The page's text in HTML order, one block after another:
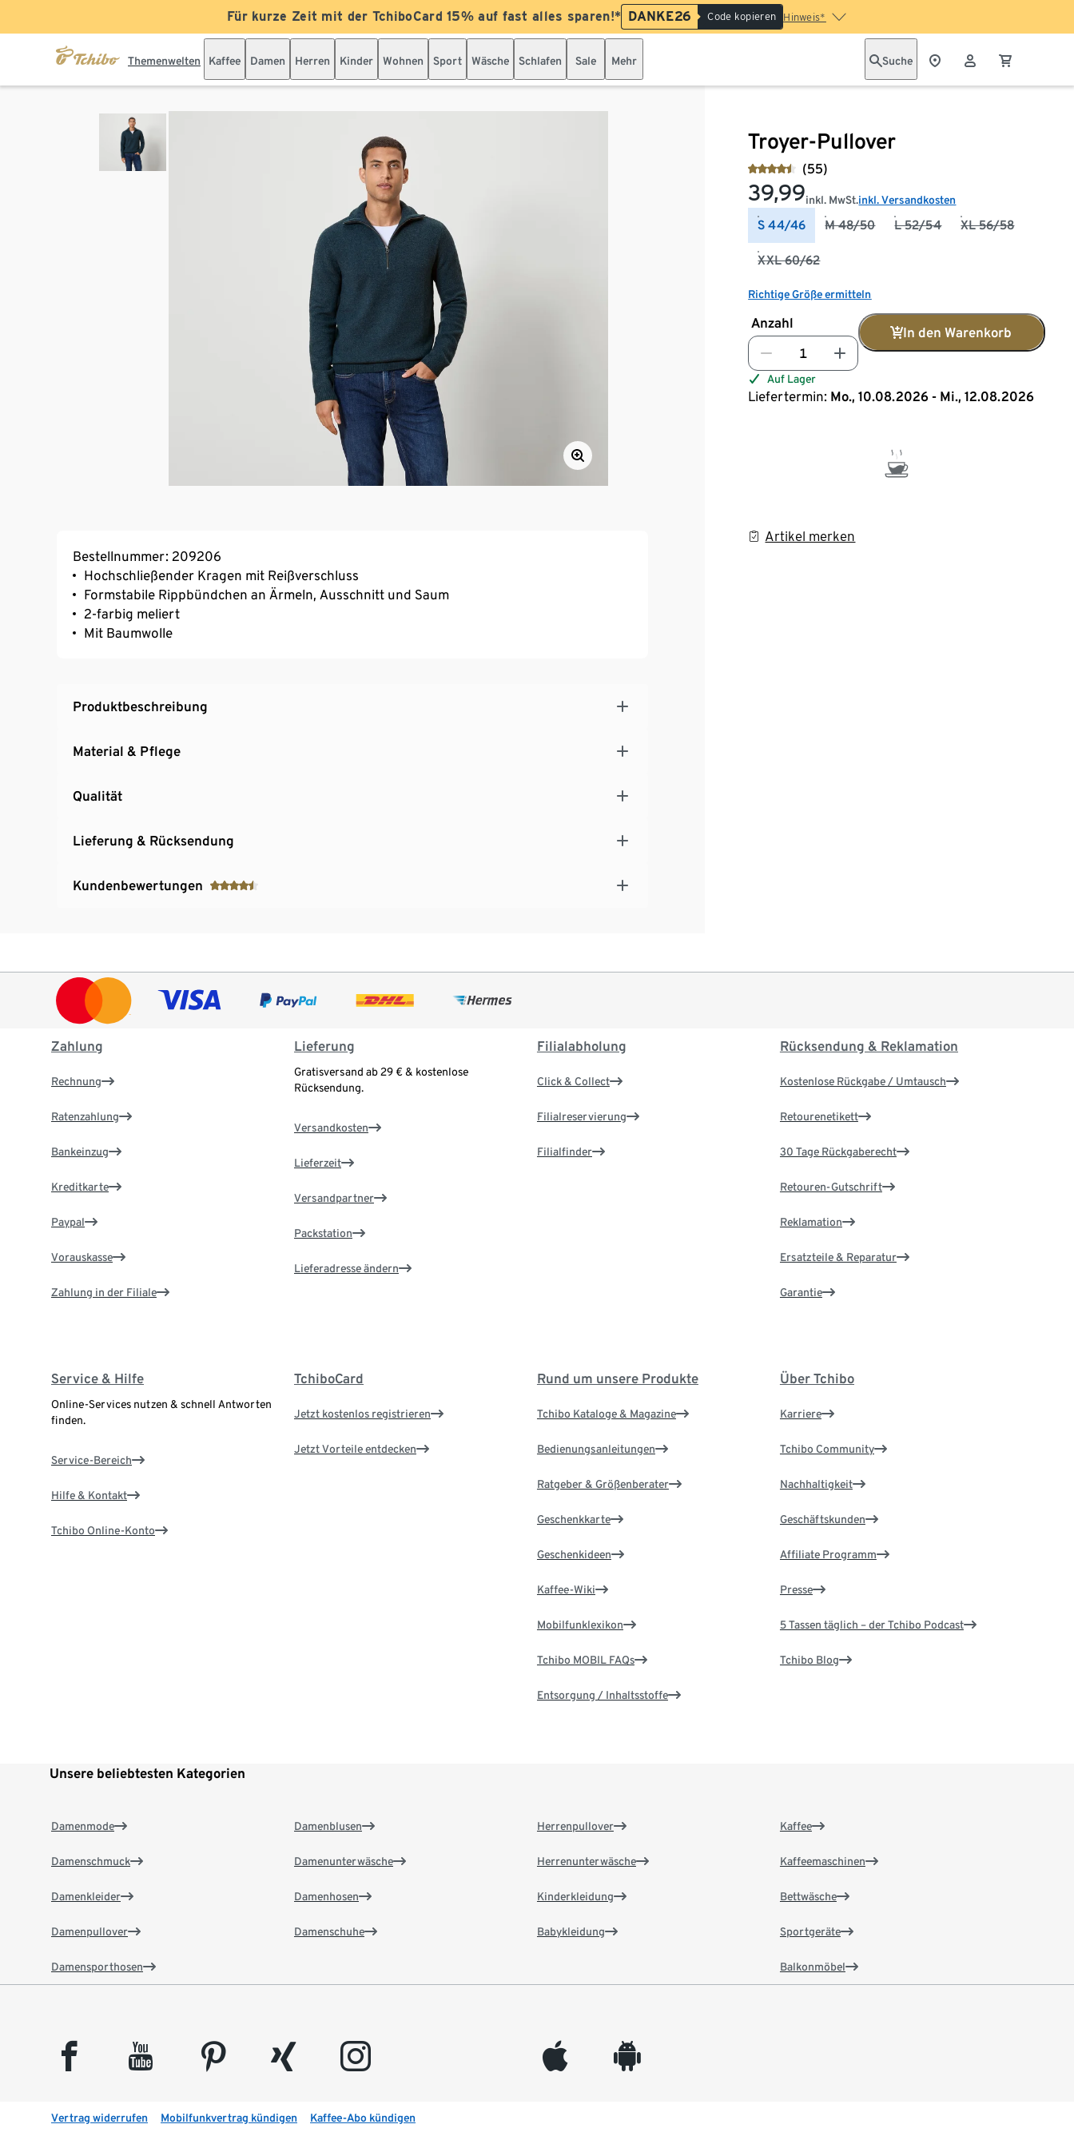
Für kurze Zeit mit der TchiboCard 15% auf fast alles sparen!* DANKE26 Code kopieren Hinweis*
Themenwelten Kaffee Damen Herren Kinder Wohnen Sport Wäsche Schlafen Sale Mehr Suche
Troyer-Pullover
(55)
39,99inkl. MwSt.inkl. Versandkosten
S 44/46 M 48/50 L 52/54 XL 56/58
XXL 60/62
Richtige Größe ermitteln
Anzahl
In den Warenkorb
Auf Lager
Liefertermin: Mo., 10.08.2026 - Mi., 12.08.2026
Artikel merken
Bestellnummer: 209206
Hochschließender Kragen mit Reißverschluss
Formstabile Rippbündchen an Ärmeln, Ausschnitt und Saum
2-farbig meliert
Mit Baumwolle
Produktbeschreibung
Material & Pflege
Qualität
Lieferung & Rücksendung
Kundenbewertungen
Zahlung
Rechnung
Ratenzahlung
Bankeinzug
Kreditkarte
Paypal
Vorauskasse
Zahlung in der Filiale
Lieferung
Gratisversand ab 29 € & kostenlose
Rücksendung.
Versandkosten
Lieferzeit
Versandpartner
Packstation
Lieferadresse ändern
Filialabholung
Click & Collect
Filialreservierung
Filialfinder
Rücksendung & Reklamation
Kostenlose Rückgabe / Umtausch
Retourenetikett
30 Tage Rückgaberecht
Retouren-Gutschrift
Reklamation
Ersatzteile & Reparatur
Garantie
Service & Hilfe
Online-Services nutzen & schnell Antworten
finden.
Service-Bereich
Hilfe & Kontakt
Tchibo Online-Konto
TchiboCard
Jetzt kostenlos registrieren
Jetzt Vorteile entdecken
Rund um unsere Produkte
Tchibo Kataloge & Magazine
Bedienungsanleitungen
Ratgeber & Größenberater
Geschenkkarte
Geschenkideen
Kaffee-Wiki
Mobilfunklexikon
Tchibo MOBIL FAQs
Entsorgung / Inhaltsstoffe
Über Tchibo
Karriere
Tchibo Community
Nachhaltigkeit
Geschäftskunden
Affiliate Programm
Presse
5 Tassen täglich – der Tchibo Podcast
Tchibo Blog
Unsere beliebtesten Kategorien
Damenmode
Damenschmuck
Damenkleider
Damenpullover
Damensporthosen
Damenblusen
Damenunterwäsche
Damenhosen
Damenschuhe
Herrenpullover
Herrenunterwäsche
Kinderkleidung
Babykleidung
Kaffee
Kaffeemaschinen
Bettwäsche
Sportgeräte
Balkonmöbel
facebook youtube pinterest xing instagram appleinc android
Vertrag widerrufen Mobilfunkvertrag kündigen Kaffee-Abo kündigen